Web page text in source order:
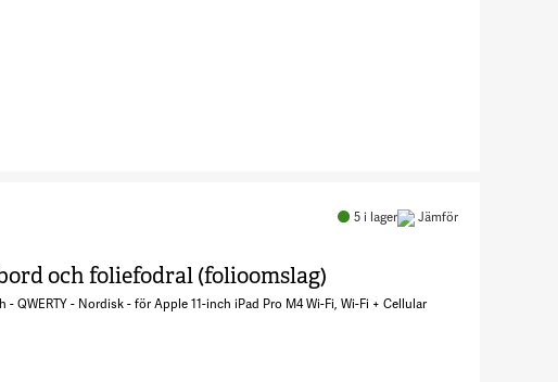
Tangentbord
5 i lager Jämför
och foliefodral (folioomslag)
QWERTY - Nordisk - för Apple 11-inch iPad Pro M4 Wi-Fi, Wi-Fi + Cellular